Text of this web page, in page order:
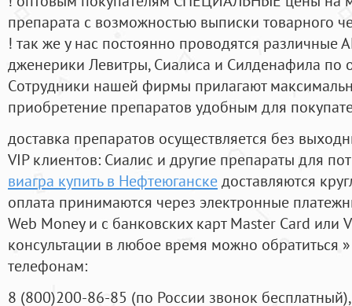
препарата с возможностью выписки товарного
! так же у нас постоянно проводятся
дженерики Левитры, Сиалиса и Силденафила по
Cотрудники нашей фирмы прилагают
приобретение препаратов удобным для
доставка препаратов осуществляется без
VIP клиентов: Сиалис и другие препараты для
виагра купить в Нефтеюганскедоставляются
оплата принимаются через электронные
Web Money и с банковских карт Master Card или
консультации в любое время можно обратиться
телефонам:
8 (800)200-86-85 (по России звонок бесплатный),